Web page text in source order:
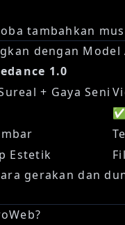
tambahkan
dengan Model
1.0
+ Gaya Seni
✅
Estetik
gerakan dan